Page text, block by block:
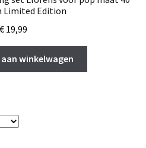
Limited Edition
€19,99
winkelwagen